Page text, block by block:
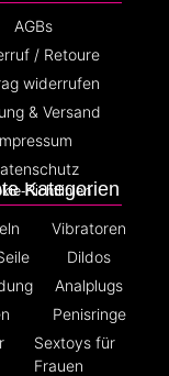
Kategorien
Vibratoren
Dildos
Analplugs
Penisringe
Sextoys für
Frauen
AGBs
/ Retoure
widerrufen
& Versand
Richtlinien